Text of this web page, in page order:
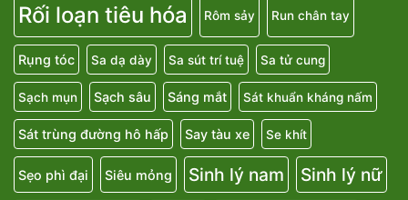
Rối loạn tiêu hóa Rôm sảy Run chân tay
Rụng tóc Sa dạ dày Sa sút trí tuệ Sa tử cung
Sạch mụn Sạch sâu Sáng mắt Sát khuẩn kháng nấm
Sát trùng đường hô hấp Say tàu xe Se khít
Sẹo phì đại Siêu mỏng Sinh lý nam Sinh lý nữ